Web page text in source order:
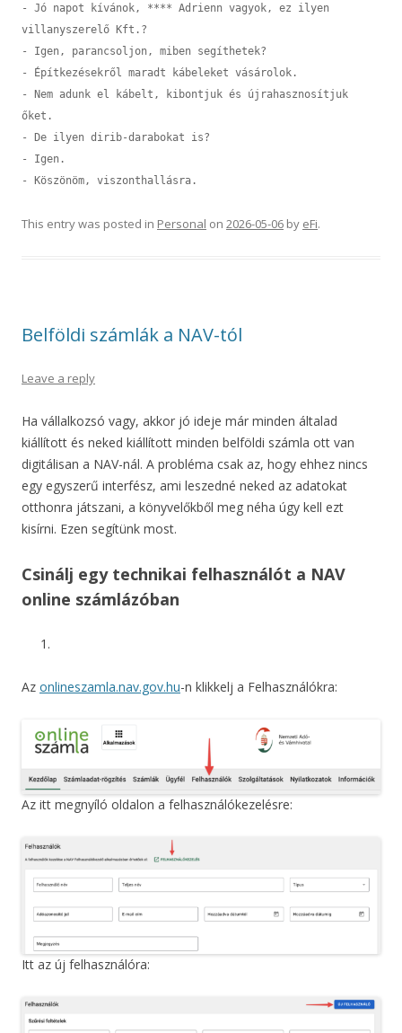
- Jó napot kívánok, **** Adrienn vagyok, ez ilyen
villanyszerelő Kft.?
- Igen, parancsoljon, miben segíthetek?
- Építkezésekről maradt kábeleket vásárolok.
- Nem adunk el kábelt, kibontjuk és újrahasznosítjuk
őket.
- De ilyen dirib-darabokat is?
- Igen.
This entry was posted in Personal on 2026-05-06 by eFi.
Belföldi számlák a NAV-tól
Leave a reply
Ha vállalkozsó vagy, akkor jó ideje már minden általad
kiállított és neked kiállított minden belföldi számla ott van
digitálisan a NAV-nál. A probléma csak az, hogy ehhez nincs
egy egyszerű interfész, ami leszedné neked az adatokat
otthonra játszani, a könyvelőkből meg néha úgy kell ezt
kisírni. Ezen segítünk most.
Csinálj egy technikai felhasználót a NAV
online számlázóban
Az onlineszamla.nav.gov.hu-n klikkelj a Felhasználókra:
Az itt megnyíló oldalon a felhasználókezelésre:
Itt az új felhasználóra: